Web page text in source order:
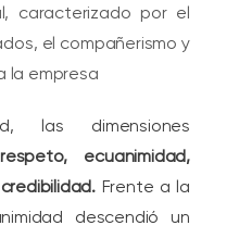
caracterizado por el
el compañerismo y
la empresa
las dimensiones
respeto, ecuanimidad,
Frente a la
descendió un